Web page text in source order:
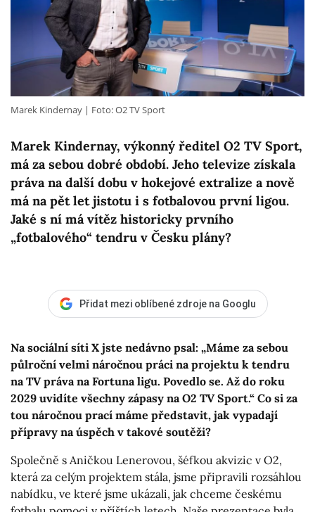
Marek Kindernay, výkonný ředitel O2 TV Sport,
má za sebou dobré období. Jeho televize získala
práva na další dobu v hokejové extralize a nově
má na pět let jistotu i s fotbalovou první ligou.
Jaké s ní má vítěz historicky prvního
„fotbalového“ tendru v Česku plány?
Marek Kindernay Foto: O2 TV Sport
Přidat mezi oblíbené zdroje na Googlu
Na sociální síti X jste nedávno psal: „Máme za sebou
půlroční velmi náročnou práci na projektu k tendru
na TV práva na Fortuna ligu. Povedlo se. Až do roku
2029 uvidíte všechny zápasy na O2 TV Sport.“ Co si za
tou náročnou prací máme představit, jak vypadají
přípravy na úspěch v takové soutěži?
Společně s Aničkou Lenerovou, šéfkou akvizic v O2,
která za celým projektem stála, jsme připravili rozsáhlou
nabídku, ve které jsme ukázali, jak chceme českému